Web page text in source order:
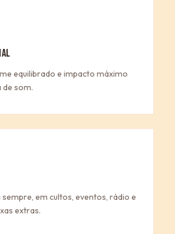
equilibrado e impacto máximo
de som.
sempre, em cultos, eventos, rádio e
extras.